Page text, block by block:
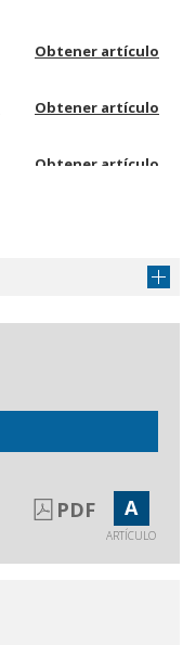
Obtener artículo
Obtener artículo
Obtener artículo
PDF A
ARTÍCULO